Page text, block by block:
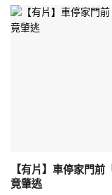
【有片】車停家門
竟肇逃